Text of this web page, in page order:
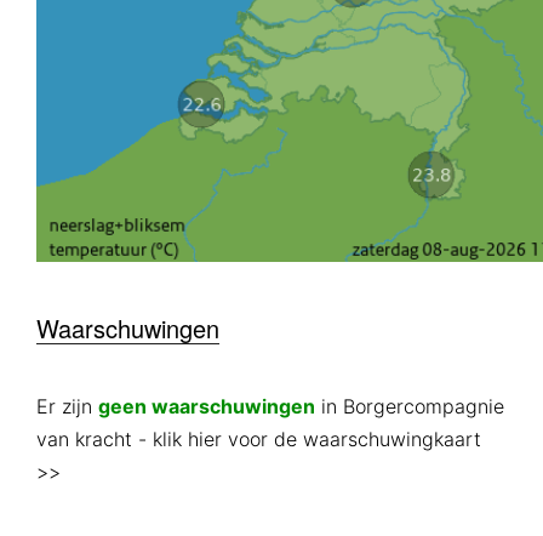
Waarschuwingen
Er zijn geen waarschuwingen in Borgercompagnie
van kracht - klik hier voor de waarschuwingkaart
>>